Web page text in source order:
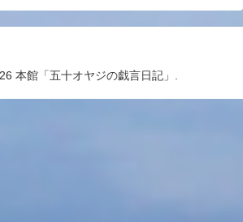
本館「五十オヤジの戯言日記」.